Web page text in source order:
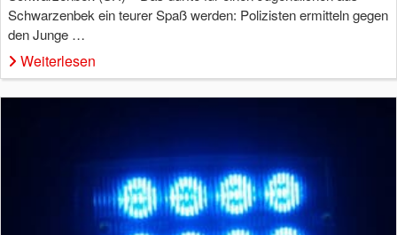
Schwarzenbek ein teurer Spaß werden: Polizisten ermitteln gegen
den Junge …
Weiterlesen